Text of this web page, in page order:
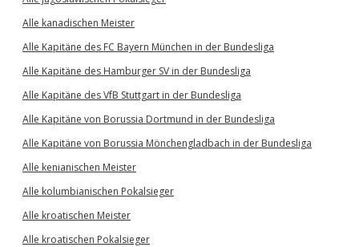
Alle kanadischen Meister
Alle Kapitäne des FC Bayern München in der Bundesliga
Alle Kapitäne des Hamburger SV in der Bundesliga
Alle Kapitäne des VfB Stuttgart in der Bundesliga
Alle Kapitäne von Borussia Dortmund in der Bundesliga
Alle Kapitäne von Borussia Mönchengladbach in der Bundesliga
Alle kenianischen Meister
Alle kolumbianischen Pokalsieger
Alle kroatischen Meister
Alle kroatischen Pokalsieger